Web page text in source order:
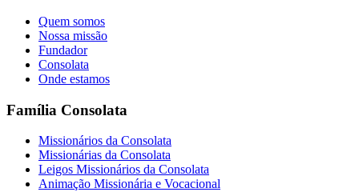
Quem somos
Nossa missão
Fundador
Consolata
Onde estamos
Família Consolata
Missionários da Consolata
Missionárias da Consolata
Leigos Missionários da Consolata
Animação Missionária e Vocacional